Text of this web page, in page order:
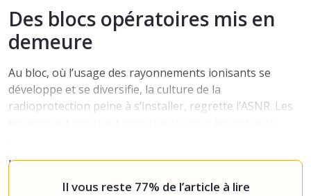
Des blocs opératoires mis en
demeure
Au bloc, où l’usage des rayonnements ionisants se
développe et se diversifie, la culture de la
radioprotection peine à s’installer, regrette l’ASNR. Les
pointant le gros chantier que représente la mise en
Il vous reste 77% de l’article à lire